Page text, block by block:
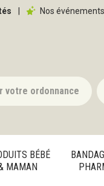
Nos événements
votre ordonnance
BÉBÉ
MAMAN